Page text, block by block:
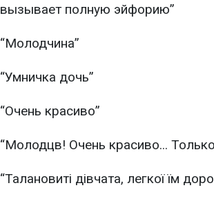
вызывает полную эйфорию”
“Молодчина”
“Умничка дочь”
“Очень красиво”
“Молодцв! Очень красиво...
“Талановиті дівчата, легкої їм